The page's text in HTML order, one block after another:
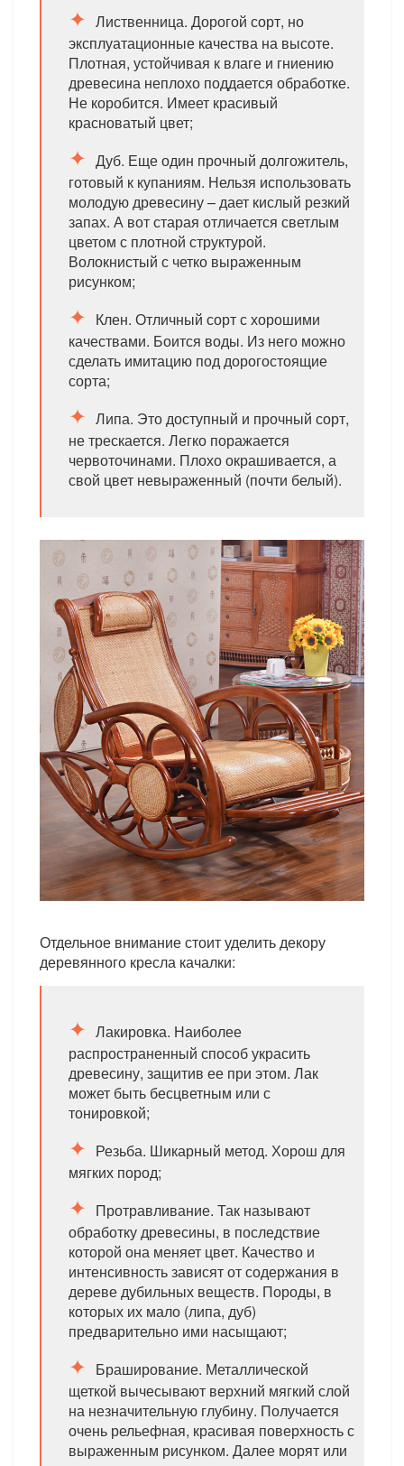
Лиственница. Дорогой сорт, но
эксплуатационные качества на высоте.
Плотная, устойчивая к влаге и гниению
древесина неплохо поддается обработке.
Не коробится. Имеет красивый
красноватый цвет;
Дуб. Еще один прочный долгожитель,
готовый к купаниям. Нельзя использовать
молодую древесину – дает кислый резкий
запах. А вот старая отличается светлым
цветом с плотной структурой.
Волокнистый с четко выраженным
рисунком;
Клен. Отличный сорт с хорошими
качествами. Боится воды. Из него можно
сделать имитацию под дорогостоящие
сорта;
Липа. Это доступный и прочный сорт,
не трескается. Легко поражается
червоточинами. Плохо окрашивается, а
свой цвет невыраженный (почти белый).
Отдельное внимание стоит уделить декору
деревянного кресла качалки:
Лакировка. Наиболее
распространенный способ украсить
древесину, защитив ее при этом. Лак
может быть бесцветным или с
тонировкой;
Резьба. Шикарный метод. Хорош для
мягких пород;
Протравливание. Так называют
обработку древесины, в последствие
которой она меняет цвет. Качество и
интенсивность зависят от содержания в
дереве дубильных веществ. Породы, в
которых их мало (липа, дуб)
предварительно ими насыщают;
Браширование. Металлической
щеткой вычесывают верхний мягкий слой
на незначительную глубину. Получается
очень рельефная, красивая поверхность с
выраженным рисунком. Далее морят или